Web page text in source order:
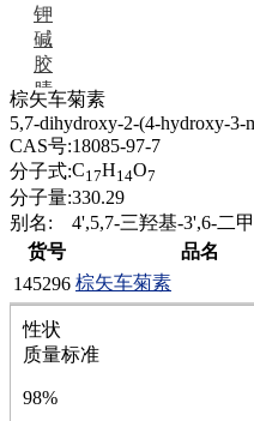
钾
碱
胶
腈
精
肼
醌
蜡
锂
啉
磷
膦
硫
铝
氯
镁
棕矢车菊素
5,7-dihydroxy-2-(4-hydroxy-3-
CAS号:18085-97-7
分子式:C17H14O7
分子量:330.29
别名:
4',5,7-三羟基-3',6-二
货号 品名
145296 棕矢车菊素
性状
质量标准
98%